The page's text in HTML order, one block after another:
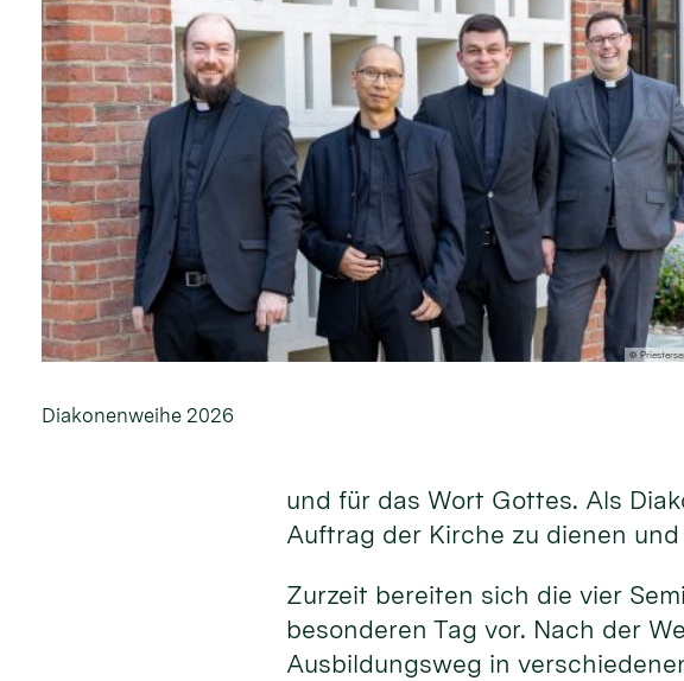
©
Diakonenweihe 2026
und für das Wort Gottes. Als
Auftrag der Kirche zu dienen
Zurzeit bereiten sich die vier
besonderen Tag vor. Nach der
Ausbildungsweg in